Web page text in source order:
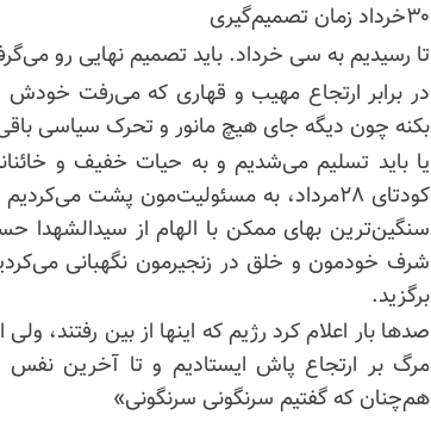
۳۰خرداد زمان تصمیم‌گیری
تا رسیدیم به سی خرداد. باید تصمیم نهایی رو
در برابر ارتجاع مهیب و قهاری که می‌رفت
بکنه چون دیگه جای هیچ مانور و تحرک سیاسی
یا باید تسلیم می‌شدیم و به حیات خفیف و
کودتای ۲۸مرداد، به مسئولیت‌مون پشت
سنگین‌ترین بهای ممکن با الهام از سیدالشهدا
شرف خودمون و خلق در زنجیرمون نگهبانی
برگزید.
صدها بار اعلام کرد رژیم که اینها از بین رفتند،
مرگ بر ارتجاع پاش ایستادیم و تا آخرین
هم‌چنان که گفتیم سرنگونی سرنگونی»